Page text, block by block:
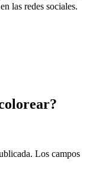
las redes sociales.
Los campos